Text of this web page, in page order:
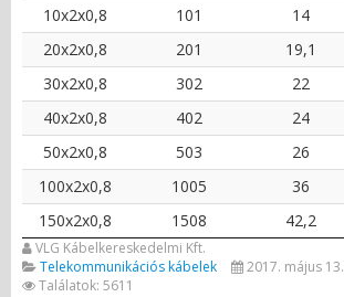
10x2x0,8
101 14
20x2x0,8
201 19,1
30x2x0,8
302 22
40x2x0,8
402 24
50x2x0,8
503 26
100x2x0,8
1005 36
150x2x0,8
1508 42,2
VLG Kábelkereskedelmi Kft.
Telekommunikációs kábelek
2017. május 13.
Találatok: 5611